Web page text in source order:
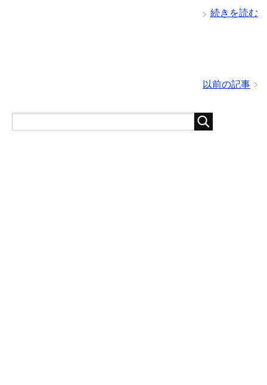
続きを読む
以前の記事